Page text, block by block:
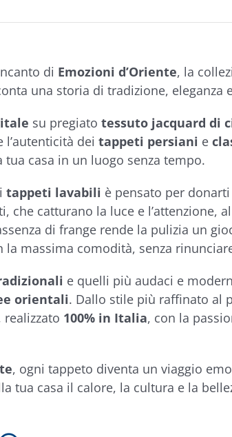
di Emozioni d’Oriente, la
una storia di tradizione, eleganza
su pregiato tessuto jacquard di
l’autenticità dei tappeti persiani e
casa in un luogo senza tempo.
tappeti lavabili è pensato per
che catturano la luce e l’attenzione,
di frange rende la pulizia un
massima comodità, senza
e quelli più audaci e
orientali. Dallo stile più raffinato al
100% in Italia, con la
, ogni tappeto diventa un viaggio
tua casa il calore, la cultura e la